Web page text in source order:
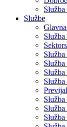
Službe